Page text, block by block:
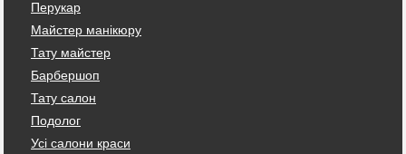
Перукар
Майстер манікюру
Тату майстер
Барбершоп
Тату салон
Подолог
Усі салони краси